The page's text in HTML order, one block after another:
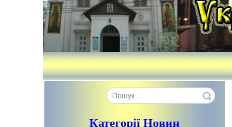
Категорії Новин